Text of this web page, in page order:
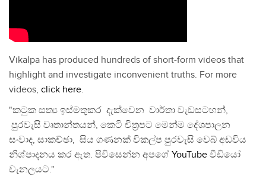
Vikalpa has produced hundreds of short-form videos that
highlight and investigate inconvenient truths. For more
videos, click here.
"කටුක සත්‍ය ඉස්මතුකර දැක්වෙන වාර්තා වැඩසටහන්,
පුරවැසි වෘතාන්තයන්, කෙටි චිත්‍රපට මෙන්ම දේශපාලන
සංවාද, සාකච්ඡා, සිය ගණනක් විකල්ප පුරවැසි වෙබ් අඩවිය
නිශ්පාදනය කර ඇත. පිවිසෙන්න අපගේ YouTube වීඩියෝ
චැනලයට."